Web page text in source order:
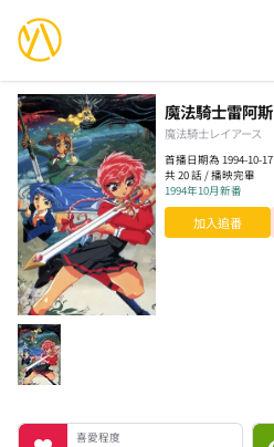
YourAnimes 你的動畫
魔法騎士雷阿斯
魔法騎士レイアース
首播日期為 1994-10-17
共 20 話 / 播映完畢
1994年10月新番
加入追番
喜愛程度喜愛程度
平台累積觀看次數
記錄總人數
完食人數
追番中人數
一時中斷人數
棄番人數
計劃觀看人數